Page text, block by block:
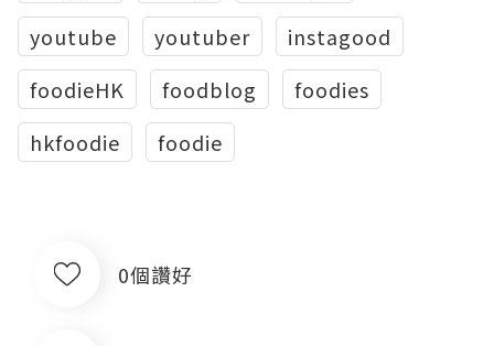
youtube
youtuber
instagood
foodieHK
foodblog
foodies
hkfoodie
foodie
0個讚好